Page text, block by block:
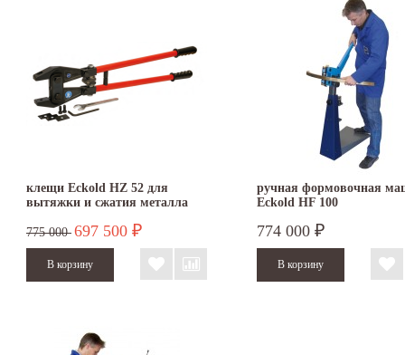
клещи Eckold HZ 52 для
вытяжки и сжатия металла
775 000 697 500 ₽
ручная формовочная
Eckold HF 100
774 000 ₽